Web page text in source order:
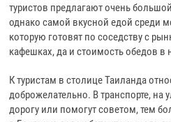
туристов предлагают очень
однако самой вкусной едой среди
которую готовят по соседству с
кафешках, да и стоимость обедов в
К туристам в столице Таиланда
доброжелательно. В транспорте, на
дорогу или помогут советом, тем